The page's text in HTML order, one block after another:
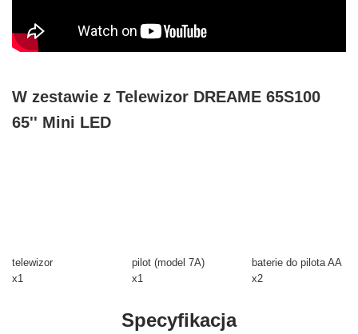
W zestawie z Telewizor DREAME 65S100
65'' Mini LED
telewizor
x1
pilot (model 7A)
x1
baterie do pilota AA
x2
Specyfikacja